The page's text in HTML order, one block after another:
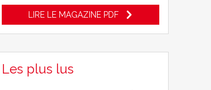
LIRE LE MAGAZINE PDF
Les plus lus